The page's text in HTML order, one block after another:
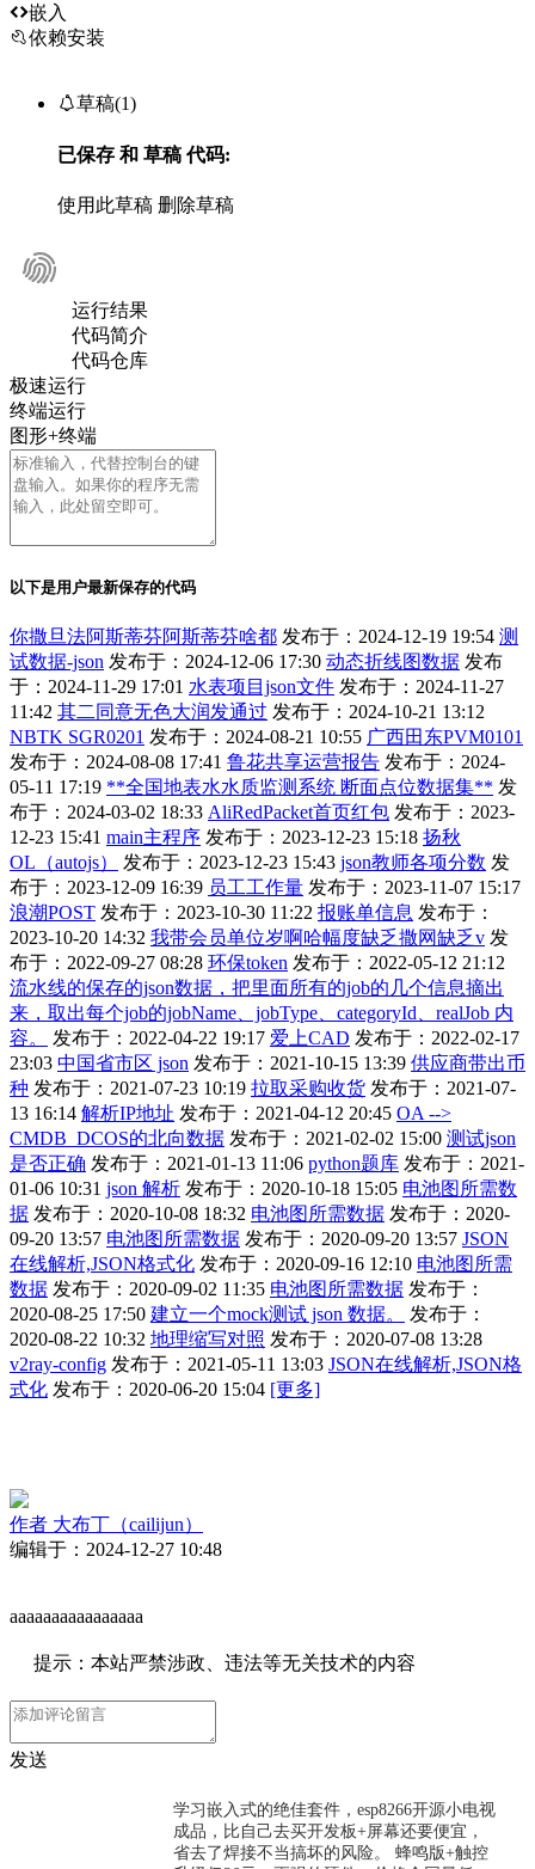
嵌入
依赖安装
草稿(1)
已保存 和 草稿代码:
使用此草稿 删除草稿
运行结果
代码简介
代码仓库
极速运行
终端运行
图形+终端
以下是用户最新保存的代码
你撒旦法阿斯蒂芬阿斯蒂芬啥都 发布于：2024-12-19 19:54 测
试数据-json 发布于：2024-12-06 17:30 动态折线图数据 发布
于：2024-11-29 17:01 水表项目json文件 发布于：2024-11-27
11:42 其二同意无色大润发通过 发布于：2024-10-21 13:12
NBTK SGR0201 发布于：2024-08-21 10:55 广西田东PVM0101
发布于：2024-08-08 17:41 鲁花共享运营报告 发布于：2024-
05-11 17:19 **全国地表水水质监测系统 断面点位数据集** 发
布于：2024-03-02 18:33 AliRedPacket首页红包 发布于：2023-
12-23 15:41 main主程序 发布于：2023-12-23 15:18 扬秋
OL（autojs）
发布于：2023-12-23 15:43 json教师各项分数 发
布于：2023-12-09 16:39 员工工作量 发布于：2023-11-07 15:17
浪潮POST 发布于：2023-10-30 11:22 报账单信息 发布于：
2023-10-20 14:32 我带会员单位岁啊哈幅度缺乏撒网缺乏v 发
布于：2022-09-27 08:28 环保token 发布于：2022-05-12 21:12
流水线的保存的json数据，把里面所有的job的几个信息摘出
来，取出每个job的jobName、jobType、categoryId、realJob 内
容。
发布于：2022-04-22 19:17 爱上CAD 发布于：2022-02-17
23:03 中国省市区 json 发布于：2021-10-15 13:39 供应商带出币
种 发布于：2021-07-23 10:19 拉取采购收货 发布于：2021-07-
13 16:14 解析IP地址 发布于：2021-04-12 20:45 OA -->
CMDB_DCOS的北向数据 发布于：2021-02-02 15:00 测试json
是否正确 发布于：2021-01-13 11:06 python题库 发布于：2021-
01-06 10:31 json 解析 发布于：2020-10-18 15:05 电池图所需数
据 发布于：2020-10-08 18:32 电池图所需数据 发布于：2020-
09-20 13:57 电池图所需数据 发布于：2020-09-20 13:57 JSON
在线解析,JSON格式化 发布于：2020-09-16 12:10 电池图所需
数据 发布于：2020-09-02 11:35 电池图所需数据 发布于：
2020-08-25 17:50 建立一个mock测试 json 数据。
发布于：
2020-08-22 10:32 地理缩写对照 发布于：2020-07-08 13:28
v2ray-config 发布于：2021-05-11 13:03 JSON在线解析,JSON格
式化 发布于：2020-06-20 15:04 [更多]
作者 大布丁（cailijun）
编辑于：2024-12-27 10:48
aaaaaaaaaaaaaaaa
提示：本站严禁涉政、违法等无关技术的内容
发送
学习嵌入式的绝佳套件，esp8266开源小电视
成品，比自己去买开发板+屏幕还要便宜，
省去了焊接不当搞坏的风险。 蜂鸣版+触控